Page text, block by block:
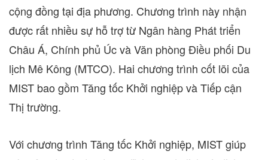
cộng đồng tại địa phương. Chương trình này nhận
được rất nhiều sự hỗ trợ từ Ngân hàng Phát triển
Châu Á, Chính phủ Úc và Văn phòng Điều phối Du
lịch Mê Kông (MTCO). Hai chương trình cốt lõi của
MIST bao gồm Tăng tốc Khởi nghiệp và Tiếp cận
Thị trường.
Với chương trình Tăng tốc Khởi nghiệp, MIST giúp